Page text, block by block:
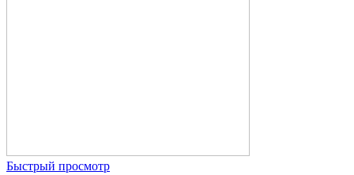
Быстрый просмотр